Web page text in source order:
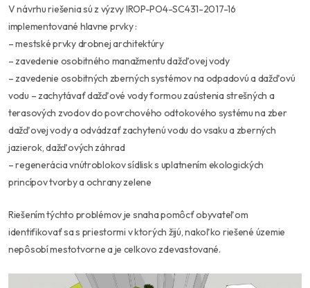
V návrhu riešenia sú z výzvy IROP-PO4-SC431-2017-16
implementované hlavne prvky :
– mestské prvky drobnej architektúry
– zavedenie osobitného manažmentu dažďovej vody
– zavedenie osobitných zberných systémov na odpadovú a dažďovú
vodu – zachytávať dažďové vody formou zaústenia strešných a
terasových zvodov do povrchového odtokového systému na zber
dažďovej vody a odvádzať zachytenú vodu do vsaku a zberných
jazierok, dažďových záhrad
– regenerácia vnútroblokov sídlisk s uplatnením ekologických
princípov tvorby a ochrany zelene
Riešením týchto problémov je snaha pomôcť obyvateľom
identifikovať sa s priestormi v ktorých žijú, nakoľko riešené územie
nepôsobí mestotvorne a je celkovo zdevastované.